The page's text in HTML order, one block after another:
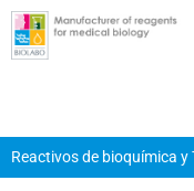
contenido
Reactivos de bioquímica y